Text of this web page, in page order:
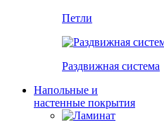
Петли
Раздвижная система
Напольные и
настенные покрытия